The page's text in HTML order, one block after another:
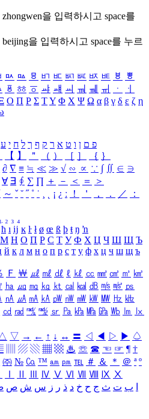
zhongwen을 입력하시고 space를
beijing을 입력하시고 space를 누르
ㅯ ㅰ ㅱ ㅲ ㅳ ㅴ ㅵ ㅶ ㅷ ㅸ
ㅹ
ㆄ ㆅ ㆆ ㆇ ㆈ ㆉ ㆊ ㆋ ㆌ ㆍ
ㆎ
Ο Π Ρ Σ ΤΥ Φ Χ Ψ Ω α β γ δ ε ζ η
פ ם ן ו ט א ר ק ף ך ל ח י ע
【 】 ＂ （ ） ［ ］ ｛ ｝
∂ ∇ ≡ ≒ ≪ ≫ √ ∽ ∝ ∵ ∫ ∬ ∈ ∋
∀ ∃ ∮ ∑ ∏ ＋ － ＜ ＝
＞
～ ˇ ˘ ˝ ˚ ˙ ¸ ¡ ¿ ː ！ ＇ ， ． ／
：
₁ ₂ ₃ ₄
ħ ı ĳ ĸ ŀ ł ø œ ß þ ŧ ŋ ŉ
М Н О П Р С Т У Ф Х Ц Ч Ш Щ Ъ
й к л м н о п р с т у ф х ц ч ш щ ъ
Ｆ ￦ ㎕ ㎖ ㎗ ℓ ㎘ ㏄ ㎣ ㎤ ㎥ ㎦
㏊ ㎍ ㎎ ㎏ ㏏ ㎈ ㎉ ㏈ ㎧ ㎨ ㎰
㎁ ㎂ ㎃ ㎄ ㎺ ㎻ ㎽ ㎾ ㎿ ㎐ ㎑
㏅ ㎭ ㎮ ㎯ ㏛ ㎩ ㎪ ㎫ ㎬ ㏝ ㏐
㏓
▽ → ← ↑ ↓ ↔ 〓 ◁ ◀ ▷ ▶ ♤
▨ ▧ ▦ ▩ ♨ ☏ ☎ ☜ ☞ ¶ †
㈜ № ㏇ ™ ㏂ ㏘ ℡ ＃ ＆ ＊ ＠ ª º
Ⅳ Ⅴ Ⅵ Ⅶ Ⅷ Ⅸ Ⅹ
ب ت ث ج ح خ د ذ ر ز س ش ص